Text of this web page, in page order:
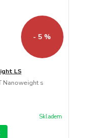
- 5 %
LS
Nanoweight s
Skladem